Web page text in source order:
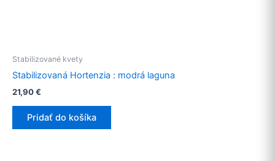
Stabilizované kvety
Stabilizovaná Hortenzia : modrá laguna
21,90€
Pridať do košíka